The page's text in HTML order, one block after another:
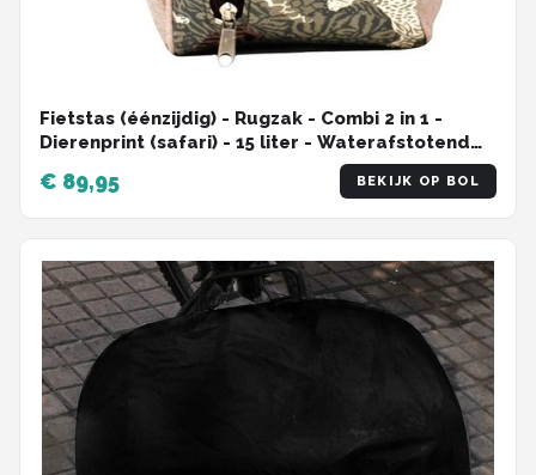
Fietstas (éénzijdig) - Rugzak - Combi 2 in 1 -
Dierenprint (safari) - 15 liter - Waterafstotend
zeildoek - Met zijreflectoren - Met Klickfix Vario
haken, traploos verstelbaar - Lengte 14 cm -
Breedte 30 cm - Hoogte 35 cm - Handgemaakt
€ 89,95 BEKIJK OP BOL